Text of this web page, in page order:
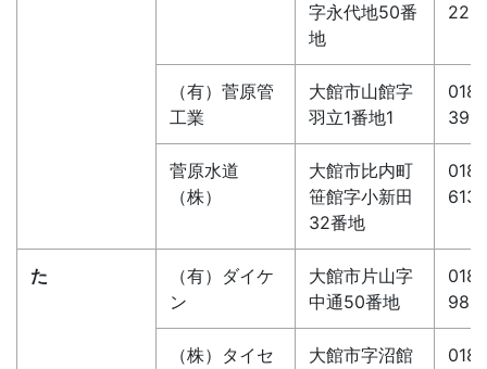
字永代地50番
地
（有）菅原管
工業
大館市山館字
羽立1番地1
菅原水道
（株）
大館市比内町
笹館字小新田
32番地
6131
た
（有）ダイケ
ン
大館市片山字
中通50番地
（株）タイセ
大館市字沼館